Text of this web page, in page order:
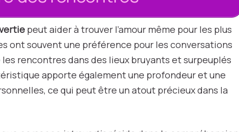
peut aider à trouver l’amour même pour les plus
ont souvent une préférence pour les conversations
rencontres dans des lieux bruyants et surpeuplés
apporte également une profondeur et une
ce qui peut être un atout précieux dans la